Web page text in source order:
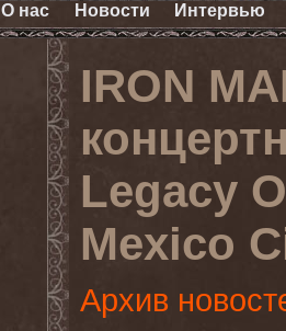
О нас Новости Интервью
IRON
Legacy
Mexico
Архив